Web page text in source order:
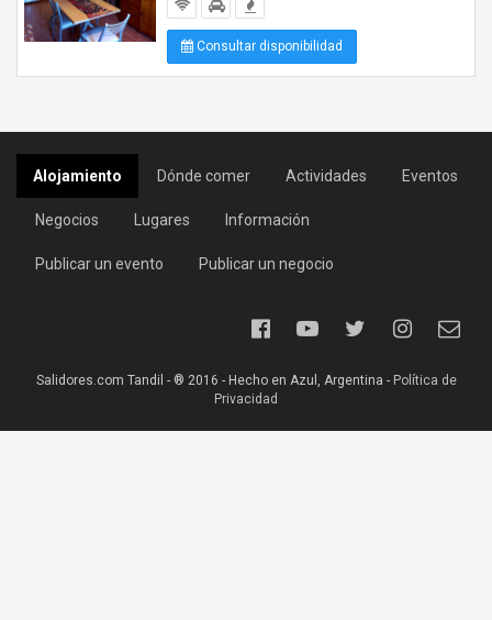
Consultar disponibilidad
Alojamiento Dónde comer Actividades Eventos
Negocios Lugares Información
Publicar un evento Publicar un negocio
Salidores.com Tandil - ® 2016 - Hecho en Azul, Argentina - Política de
Privacidad